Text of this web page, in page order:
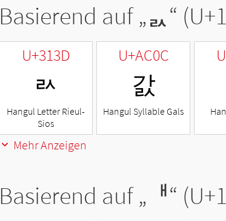
Basierend auf „ᆳ“
U+313D
ㄽ
Hangul Letter Rieul-
Sios
U+AC0C
갌
Hangul Syllable Gals
Mehr Anzeigen
Basierend auf „ ᅢ“